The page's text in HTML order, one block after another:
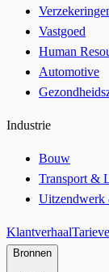
Vastgoed
Human
Automotive
Industrie
Bouw
Transport &
Uitzendwerk
Klantverhaal
Bronnen